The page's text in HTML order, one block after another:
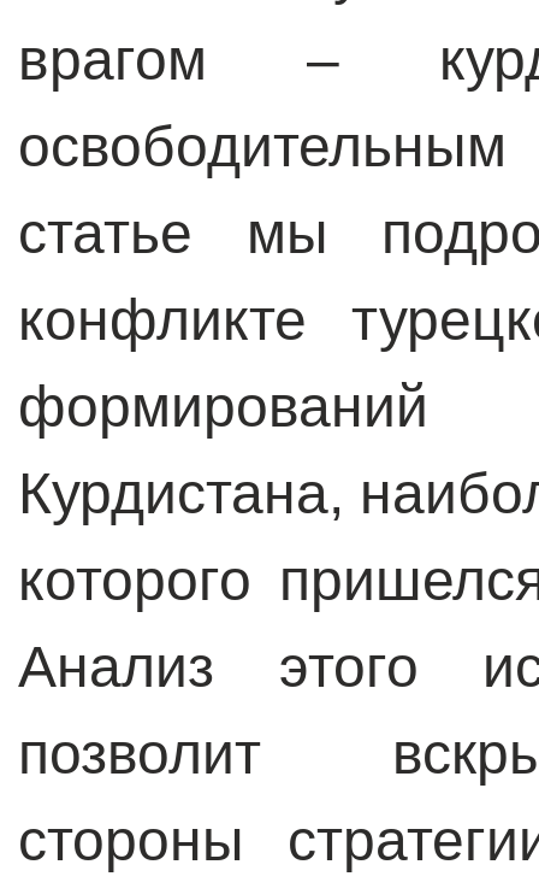
врагом –
статье мы
конфликте
Курдистана,
которого
Анализ этого
позволит
стороны